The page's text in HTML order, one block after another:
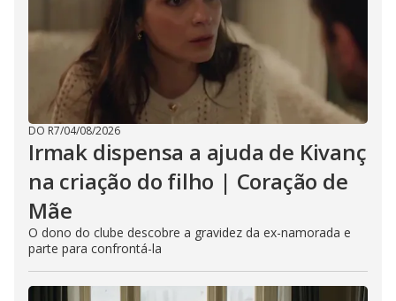
DO R7/04/08/2026
Irmak dispensa a ajuda de Kivanç
na criação do filho | Coração de
Mãe
O dono do clube descobre a gravidez da ex-namorada e
parte para confrontá-la